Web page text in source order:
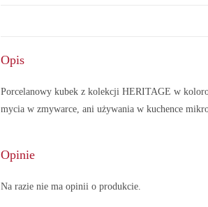
Opis
Porcelanowy kubek z kolekcji HERITAGE w
mycia w zmywarce, ani używania w kuchence
Opinie
Na razie nie ma opinii o produkcie.